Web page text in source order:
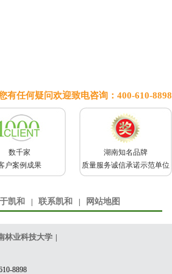
有任何疑问欢迎致电咨询：400-610-8898
数千家
户案例成果
湖南知名品牌
质量服务诚信承诺示范单位
凯和 联系凯和 网站地图
林业科技大学
8898